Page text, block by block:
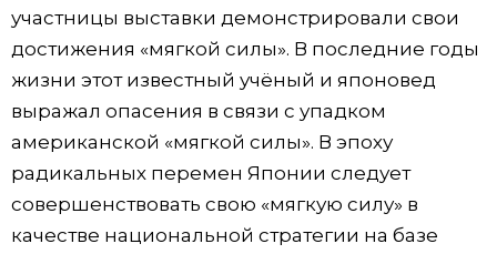
участницы выставки демонстрировали свои
достижения «мягкой силы». В последние годы
жизни этот известный учёный и японовед
выражал опасения в связи с упадком
американской «мягкой силы». В эпоху
радикальных перемен Японии следует
совершенствовать свою «мягкую силу» в
качестве национальной стратегии на базе